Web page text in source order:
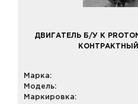
ДВИГАТЕЛЬ Б/У К
Марка:
Модель:
Маркировка: